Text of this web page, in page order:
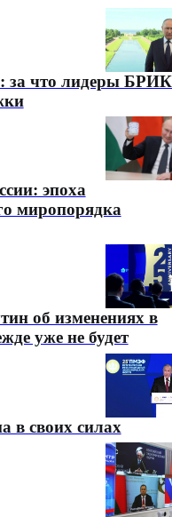
за что лидеры
эпоха
миропорядка
об изменениях в
уже не будет
в своих силах